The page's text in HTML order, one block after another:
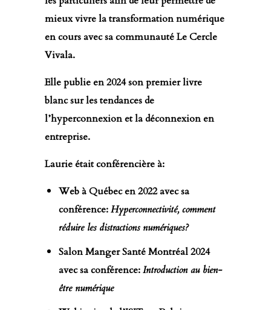
mieux vivre la transformation numérique
en cours avec sa communautéLe Cercle
Vivala.
Elle publie en 2024 sonpremier livre
blanc sur les tendances de
l’hyperconnexion et la déconnexion en
entreprise.
Laurie était conférencière à:
Web à Québec en 2022 avec sa
conférence:Hyperconnectivité, comment
réduire les distractions numériques?
Salon Manger Santé Montréal 2024
avec sa conférence:Introduction au bien-
être numérique